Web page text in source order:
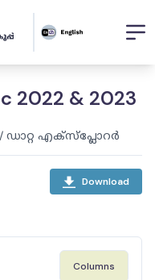
2022 & 2023
/ ഡാറ്റ എക്സ്പ്ലോറർ
Download
Columns